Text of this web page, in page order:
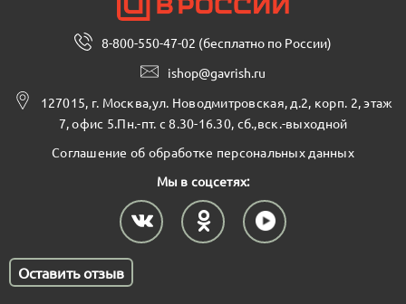
8-800-550-47-02 (бесплатно по России)
ishop@gavrish.ru
127015, г. Москва,ул. Новодмитровская, д.2, корп. 2, этаж
7, офис 5.Пн.-пт. с 8.30-16.30, сб.,вск.-выходной
Соглашение об обработке персональных данных
Мы в соцсетях:
Оставить отзыв